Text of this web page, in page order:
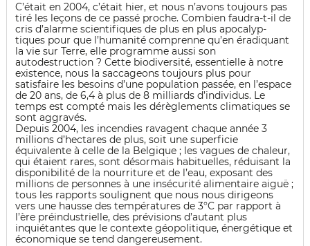
C’était en 2004, c’était hier, et nous n’avons toujours pas
tiré les leçons de ce passé proche. Combien faudra-t-il de
cris d’alarme scientifiques de plus en plus apocalyp-
tiques pour que l’humanité comprenne qu’en éradiquant
la vie sur Terre, elle programme aussi son
autodestruction ? Cette biodiversité, essentielle à notre
existence, nous la saccageons toujours plus pour
satisfaire les besoins d’une population passée, en l’espace
de 20 ans, de 6,4 à plus de 8 milliards d’individus. Le
temps est compté mais les dérèglements climatiques se
sont aggravés.
Depuis 2004, les incendies ravagent chaque année 3
millions d’hectares de plus, soit une superficie
équivalente à celle de la Belgique ; les vagues de chaleur,
qui étaient rares, sont désormais habituelles, réduisant la
disponibilité de la nourriture et de l’eau, exposant des
millions de personnes à une insécurité alimentaire aiguë ;
tous les rapports soulignent que nous nous dirigeons
vers une hausse des températures de 3°C par rapport à
l’ère préindustrielle, des prévisions d’autant plus
inquiétantes que le contexte géopolitique, énergétique et
économique se tend dangereusement.